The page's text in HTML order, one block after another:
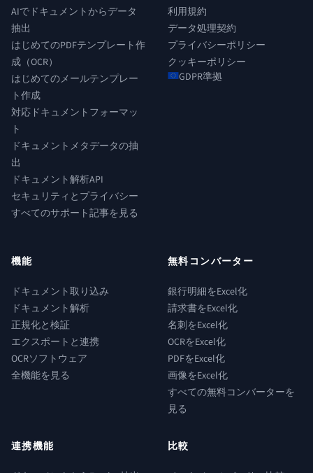
AIでドキュメントからデータ
抽出
はじめてのPDFテンプレート作
成（OCR）
はじめてのメールテンプレー
ト作成
対応ドキュメントフォーマッ
ト
ドキュメントメタデータの抽
出
ドキュメント解析API
セキュリティとプライバシー
すべてのサポート記事を見る
利用規約
データ処理契約
プライバシーポリシー
クッキーポリシー
GDPR準拠
機能
ドキュメント取り込み
ドキュメント解析
正規化と検証
エクスポートと連携
OCRソフトウェア
全機能を見る
無料コンバーター
銀行明細をExcel化
請求書をExcel化
名刺をExcel化
OCRをExcel化
PDFをExcel化
画像をExcel化
すべての無料コンバーターを
見る
連携機能 比較